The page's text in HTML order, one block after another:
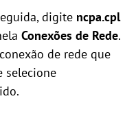
digite ncpa.cpl
Conexões de Rede.
de rede que
selecione